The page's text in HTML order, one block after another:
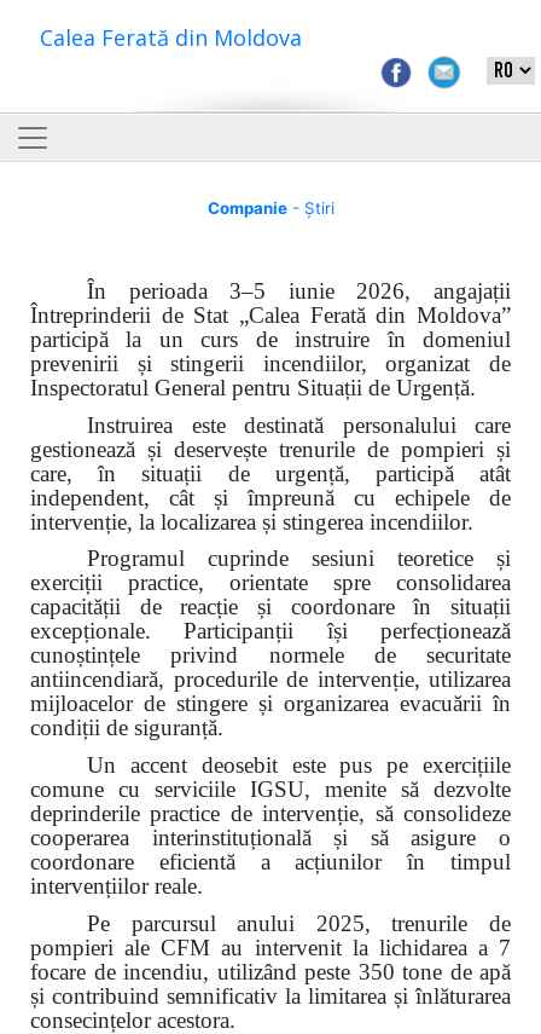
Calea Ferată din Moldova
Companie- Știri
În perioada 3–5 iunie 2026, angajații
Întreprinderii de Stat „Calea Ferată din Moldova”
participă la un curs de instruire în domeniul
prevenirii și stingerii incendiilor, organizat de
Inspectoratul General pentru Situații de Urgență.
Instruirea este destinată personalului care
gestionează și deservește trenurile de pompieri și
care, în situații de urgență, participă atât
independent, cât și împreună cu echipele de
intervenție, la localizarea și stingerea incendiilor.
Programul cuprinde sesiuni teoretice și
exerciții practice, orientate spre consolidarea
capacității de reacție și coordonare în situații
excepționale. Participanții își perfecționează
cunoștințele privind normele de securitate
antiincendiară, procedurile de intervenție, utilizarea
mijloacelor de stingere și organizarea evacuării în
condiții de siguranță.
Un accent deosebit este pus pe exercițiile
comune cu serviciile IGSU, menite să dezvolte
deprinderile practice de intervenție, să consolideze
cooperarea interinstituțională și să asigure o
coordonare eficientă a acțiunilor în timpul
intervențiilor reale.
Pe parcursul anului 2025, trenurile de
pompieri ale CFM au intervenit la lichidarea a 7
focare de incendiu, utilizând peste 350 tone de apă
și contribuind semnificativ la limitarea și înlăturarea
consecințelor acestora.